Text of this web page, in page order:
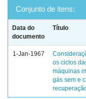
Conjunto de itens:
Data do
documento
Título
1-Jan-1967
os ciclos
máquinas
gás sem e